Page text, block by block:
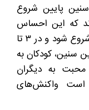
پایین شروع
که این احساس
می‌تواند از حدود ۱ تا ۲ سالگی شروع شود و در ۳ تا
سنین، کودکان به
به دیگران
واکنش‌های